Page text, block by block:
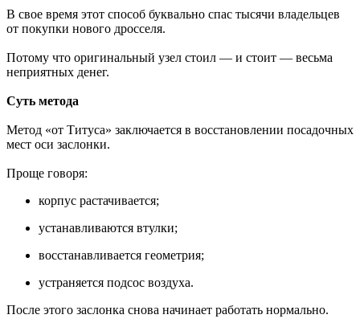
В свое время этот способ буквально спас тысячи владельцев
от покупки нового дросселя.
Потому что оригинальный узел стоил — и стоит — весьма
неприятных денег.
Суть метода
Метод «от Титуса» заключается в восстановлении посадочных
мест оси заслонки.
Проще говоря:
корпус растачивается;
устанавливаются втулки;
восстанавливается геометрия;
устраняется подсос воздуха.
После этого заслонка снова начинает работать нормально.